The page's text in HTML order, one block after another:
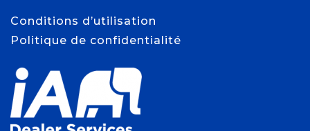
Conditions d’utilisation
Politique de confidentialité